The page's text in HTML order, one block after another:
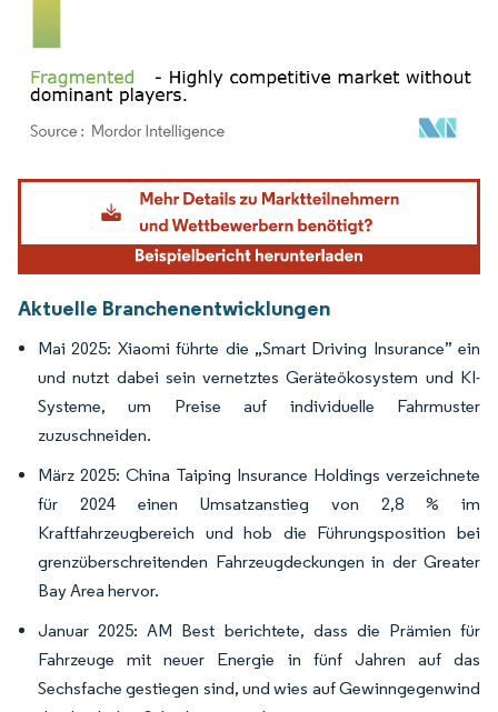
Bild © Mordor Intelligence. Wiederverwendung erfordert Namensnennung gemäß
Aktuelle Branchenentwicklungen
Mai 2025: Xiaomi führte die „Smart Driving Insurance” ein
und nutzt dabei sein vernetztes Geräteökosystem und KI-
Systeme, um Preise auf individuelle Fahrmuster
zuzuschneiden.
März 2025: China Taiping Insurance Holdings verzeichnete
für 2024 einen Umsatzanstieg von 2,8 % im
Kraftfahrzeugbereich und hob die Führungsposition bei
grenzüberschreitenden Fahrzeugdeckungen in der Greater
Bay Area hervor.
Januar 2025: AM Best berichtete, dass die Prämien für
Fahrzeuge mit neuer Energie in fünf Jahren auf das
Sechsfache gestiegen sind, und wies auf Gewinngegenwind